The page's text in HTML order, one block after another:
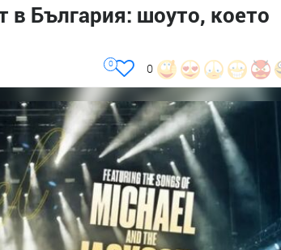
в България: шоуто, което
0
0